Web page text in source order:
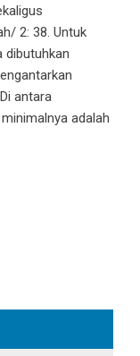
2: 38. Untuk
dibutuhkan
antara
adalah